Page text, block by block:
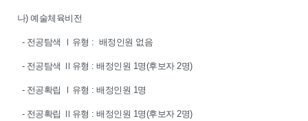
나) 예술체육비전
- 전공탐색 Ⅰ유형 : 배정인원 없음
- 전공탐색 Ⅱ유형 : 배정인원 1명(후보자 2명)
- 전공확립 Ⅰ유형 : 배정인원 1명
- 전공확립 Ⅱ유형 : 배정인원 1명(후보자 2명)